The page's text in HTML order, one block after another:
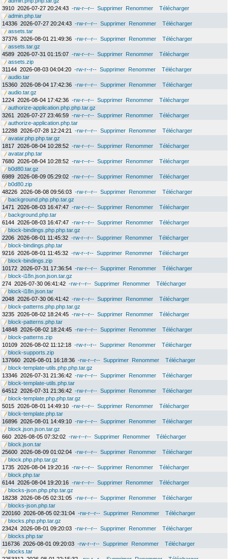
3910 2026-07-27 20:24:43 -rw-r--r-- Supprimer Renommer
Télécharger
admin.php.tar
14336 2026-07-27 20:24:43 -rw-r--r-- Supprimer Renommer
Télécharger
assets.tar
37376 2026-08-01 21:49:36 -rw-r--r-- Supprimer Renommer
Télécharger
assets.tar.gz
4589 2026-07-31 01:15:07 -rw-r--r-- Supprimer Renommer
Télécharger
assets.zip
31144 2026-08-03 04:04:20 -rw-r--r-- Supprimer Renommer
Télécharger
audio.tar
15360 2026-08-04 17:42:36 -rw-r--r-- Supprimer Renommer
Télécharger
audio.tar.gz
1224 2026-08-04 17:42:36 -rw-r--r-- Supprimer Renommer
Télécharger
authorize-application.php.php.tar.gz
3261
2026-07-27 23:46:59 -rw-r--r-- Supprimer Renommer
Télécharger
authorize-application.php.tar
12288 2026-07-28 12:24:21 -rw-r--r-- Supprimer Renommer
Télécharger
avatar.php.php.tar.gz
1817 2026-08-04 10:28:52 -rw-r--r-- Supprimer Renommer
Télécharger
avatar.php.tar
7680 2026-08-04 10:28:52 -rw-r--r-- Supprimer Renommer
Télécharger
b0d80.tar.gz
6989 2026-08-09 05:29:02 -rw-r--r-- Supprimer Renommer
Télécharger
b0d80.zip
48226 2026-08-08 09:56:03 -rw-r--r-- Supprimer Renommer
Télécharger
background.php.php.tar.gz
1471
2026-08-03 16:47:47 -rw-r--r-- Supprimer Renommer
Télécharger
background.php.tar
6144 2026-08-03 16:47:47 -rw-r--r-- Supprimer Renommer
Télécharger
block-bindings.php.php.tar.gz
2206 2026-08-01 11:45:32 -rw-r--r-- Supprimer Renommer
Télécharger
block-bindings.php.tar
9216 2026-08-01 11:45:32 -rw-r--r-- Supprimer Renommer
Télécharger
block-bindings.zip
10172 2026-07-31 17:36:54 -rw-r--r-- Supprimer Renommer
Télécharger
block-i18n.json.json.tar.gz
274 2026-07-30 06:41:42 -rw-r--r-- Supprimer Renommer
Télécharger
block-i18n.json.tar
2048 2026-07-30 06:41:42 -rw-r--r-- Supprimer Renommer
Télécharger
block-patterns.php.php.tar.gz
3235 2026-08-02 18:24:45 -rw-r--r-- Supprimer Renommer
Télécharger
block-patterns.php.tar
14848 2026-08-02 18:24:45 -rw-r--r-- Supprimer Renommer
Télécharger
block-patterns.zip
10109 2026-08-02 11:12:18 -rw-r--r-- Supprimer Renommer
Télécharger
block-supports.zip
137660 2026-08-01 16:18:36 -rw-r--r-- Supprimer Renommer
Télécharger
block-template-utils.php.php.tar.gz
13346 2026-07-31 21:36:42 -rw-r--r-- Supprimer Renommer
Télécharger
block-template-utils.php.tar
64512 2026-07-31 21:36:42 -rw-r--r-- Supprimer Renommer
Télécharger
block-template.php.php.tar.gz
5015 2026-08-01 14:49:10 -rw-r--r-- Supprimer Renommer
Télécharger
block-template.php.tar
16896 2026-08-01 14:49:10 -rw-r--r-- Supprimer Renommer
Télécharger
block.json.json.tar.gz
660 2026-08-05 07:32:02 -rw-r--r-- Supprimer Renommer
Télécharger
block.json.tar
25600 2026-08-09 01:02:04 -rw-r--r-- Supprimer Renommer
Télécharger
block.php.php.tar.gz
1735 2026-08-04 19:20:16 -rw-r--r-- Supprimer Renommer
Télécharger
block.php.tar
6144 2026-08-04 19:20:16 -rw-r--r-- Supprimer Renommer
Télécharger
blocks-json.php.php.tar.gz
18238 2026-08-05 02:31:05 -rw-r--r-- Supprimer Renommer
Télécharger
blocks-json.php.tar
220160 2026-08-05 02:31:04 -rw-r--r-- Supprimer Renommer
Télécharger
blocks.php.php.tar.gz
23424 2026-08-01 09:20:03 -rw-r--r-- Supprimer Renommer
Télécharger
blocks.php.tar
116736 2026-08-01 09:20:03 -rw-r--r-- Supprimer Renommer
Télécharger
blocks.tar